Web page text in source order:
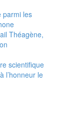
parmi les
Théagène,
scientifique
l’honneur le